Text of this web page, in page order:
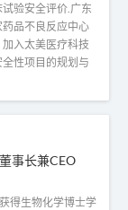
验安全评价.广东
品不良反应中心
入太美医疗科技
性项目的规划与
事长兼CEO
得生物化学博士学